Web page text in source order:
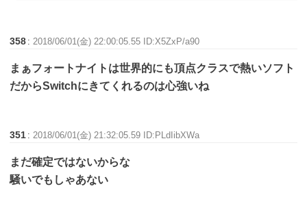
358 : 2018/06/01(金) 22:00:05.55 ID:X5ZxP/a90
まぁフォートナイトは世界的にも頂点クラスで熱いソフト
だからSwitchにきてくれるのは心強いね
351 : 2018/06/01(金) 21:32:05.59 ID:PLdIibXWa
まだ確定ではないからな
騒いでもしゃあない